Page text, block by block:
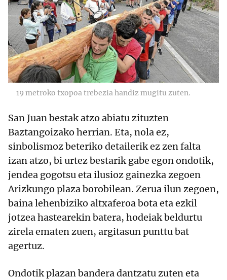
19 metroko txopoa trebezia handiz mugitu zuten.
San Juan bestak atzo abiatu zituzten
Baztangoizako herrian. Eta, nola ez,
sinbolismoz beteriko detailerik ez zen falta
izan atzo, bi urtez bestarik gabe egon ondotik,
jendea gogotsu eta ilusioz gainezka zegoen
Arizkungo plaza borobilean. Zerua ilun zegoen,
baina lehenbiziko altxaferoa bota eta ezkil
jotzea hastearekin batera, hodeiak beldurtu
zirela ematen zuen, argitasun punttu bat
agertuz.
Ondotik plazan bandera dantzatu zuten eta